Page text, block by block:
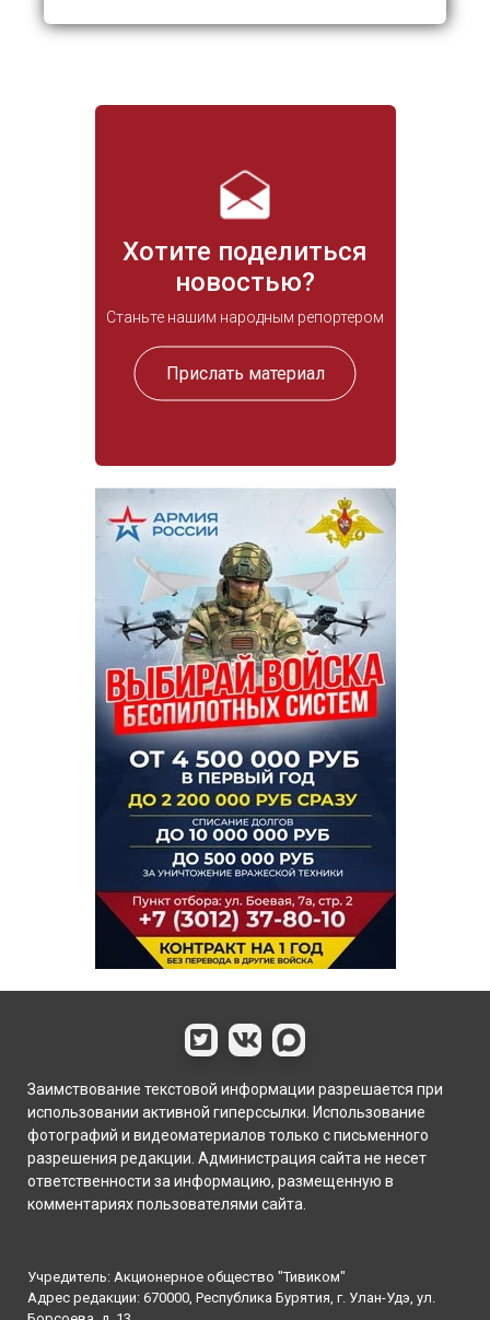
Хотите поделиться
новостью?
Станьте нашим народным репортером
Прислать материал
Заимствование текстовой информации разрешается при
использовании активной гиперссылки. Использование
фотографий и видеоматериалов только с письменного
разрешения редакции. Администрация сайта не несет
ответственности за информацию, размещенную в
комментариях пользователями сайта.
Учредитель: Акционерное общество "Тивиком"
Адрес редакции: 670000, Республика Бурятия, г. Улан-Удэ, ул.